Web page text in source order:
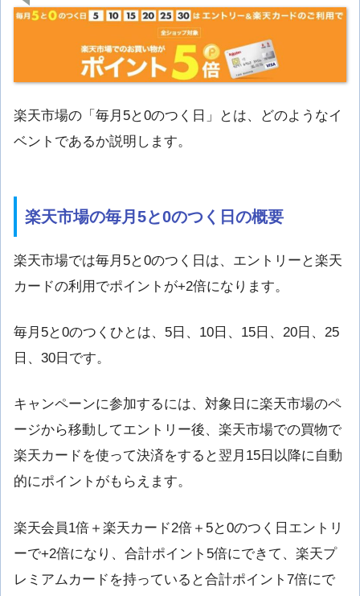
楽天市場の「毎月5と0のつく日」とは、どのようなイ
ベントであるか説明します。
楽天市場の毎月5と0のつく日の概要
楽天市場では毎月5と0のつく日は、エントリーと楽天
カードの利用でポイントが+2倍になります。
毎月5と0のつくひとは、5日、10日、15日、20日、25
日、30日です。
キャンペーンに参加するには、対象日に楽天市場のペ
ージから移動してエントリー後、楽天市場での買物で
楽天カードを使って決済をすると翌月15日以降に自動
的にポイントがもらえます。
楽天会員1倍＋楽天カード2倍＋5と0のつく日エントリ
ーで+2倍になり、合計ポイント5倍にできて、楽天プ
レミアムカードを持っていると合計ポイント7倍にで